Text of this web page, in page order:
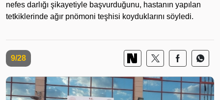
nefes darlığı şikayetiyle başvurduğunu, hastanın yapılan
tetkiklerinde ağır pnömoni teşhisi koyduklarını söyledi.
9/28